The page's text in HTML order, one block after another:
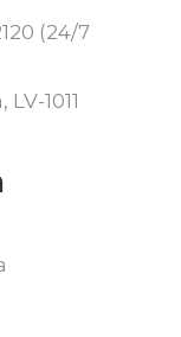
(24/7
1011